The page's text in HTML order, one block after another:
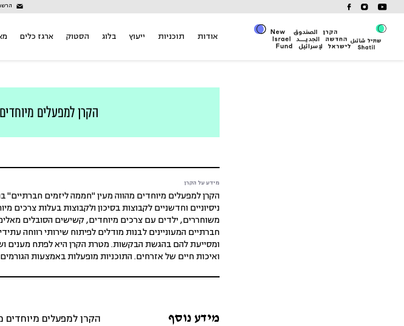
content
אודות תוכניות ייעוץ בלוג הסטוק ארגז כלים
הקרן למפעלים
מידע על הקרן
הקרן למפעלים מיוחדים מהווה מעין "חממה ליזמים חברתיים"
ניסיוניים וחדשניים לקבוצות בסיכון ולקבוצות בעלות
משוחררים, ילדים עם צרכים מיוחדים, קשישים הסובלים
חברתיים המעוניינים לבנות מודלים לפיתוח שירותי רווחה
ומסייעת להם בהגשת הבקשות. מטרת הקרן היא לפתח מענים
ואיכות חיים של אזרחים. התוכניות מופעלות באמצעות
מידע נוסף
הקרן למפעלים מיוחדים